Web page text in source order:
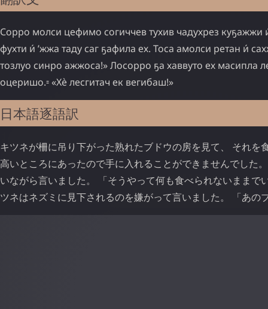
Сорро молси цефимо согиччевтухив чадухрез куҕажжи
фухти и́ ’жжа тадусаг ҕафила ех. Тоса амолси ретан и́
тозлуо синро ажжоса!»Лосорро ҕа хаввуто ех масипла
оцеришо.⹀«Хѐ лесгитач ек вегибаш!»
日本語逐語訳
キツネが柵に吊り下がった熟れたブドウの房を見て、 それを
高いところにあったので手に入れることができませんでした
いながら言いました。 「そうやって何も食べられないままで
ツネはネズミに見下されるのを嫌がって言いました。 「あの